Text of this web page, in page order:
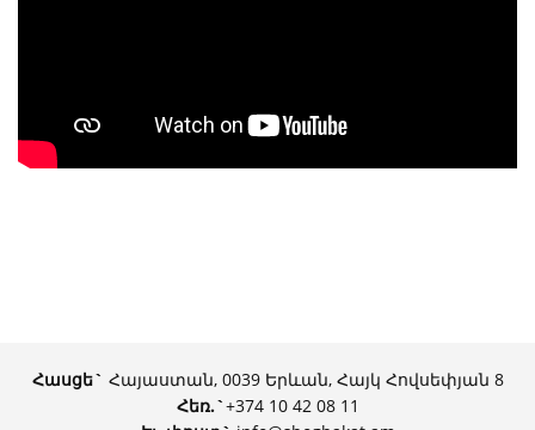
Հասցե` Հայաստան, 0039 Երևան, Հայկ Հովսեփյան 8
Հեռ.`+374 10 42 08 11